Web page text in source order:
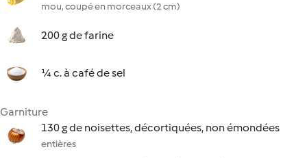
mou, coupé en morceaux (2 cm)
200 g de farine
¼ c. à café de sel
Garniture
130 g de noisettes, décortiquées, non émondées
entières